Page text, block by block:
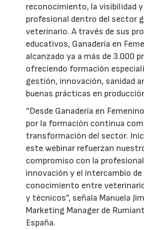
reconocimiento, la visibilidad
profesional dentro del sector
veterinario. A través de sus
educativos, Ganadería en
alcanzado ya a más de 3.000
ofreciendo formación
gestión, innovación, sanidad
buenas prácticas en
“Desde Ganadería en
por la formación continua
transformación del sector.
este webinar refuerzan
compromiso con la
innovación y el intercambio de
conocimiento entre
y técnicos”, señala Manuela
Marketing Manager de
España.